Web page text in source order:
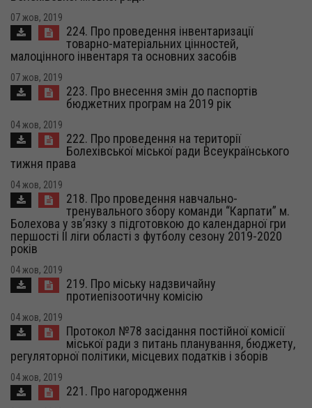
07 жов, 2019
224. Про проведення інвентаризації
товарно-матеріальних цінностей,
малоцінного інвентаря та основних засобів
07 жов, 2019
223. Про внесення змін до паспортів
бюджетних програм на 2019 рік
04 жов, 2019
222. Про проведення на території
Болехівської міської ради Всеукраїнського
тижня права
04 жов, 2019
218. Про проведення навчально-
тренувального збору команди “Карпати” м.
Болехова у зв’язку з підготовкою до календарної гри
першості ІІ ліги області з футболу сезону 2019-2020
років
04 жов, 2019
219. Про міську надзвичайну
протиепізоотичну комісію
04 жов, 2019
Протокол №78 засідання постійної комісії
міської ради з питань планування, бюджету,
регуляторної політики, місцевих податків і зборів
04 жов, 2019
221. Про нагородження